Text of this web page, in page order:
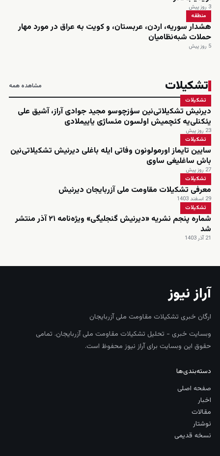
3 روز پیش
منطقه
هشدار سوریه، اردن، عربستان، و کویت به عراق در مورد مهار
حملات شبه‌نظامیان
5 روز پیش
تشکیلات مشاهده همه
تشکیلات
دیرنیش تشکیلاتی‌نین سؤزچوسو مجید جوادی آراز، آشیق علی
یئکنلی‌یه کئچمیش اولسون مئساژی یاییملادی
23 روز پیش
تشکیلات
سایین تایماز اورمولونون وفاتی ایله باغلی دیرنیش تشکیلاتی‌نین
باش ساغلیغی ساوی
27 روز پیش
تشکیلات
معرفی تشکیلات مقاومت ملی آزربایجان دیرنیش
29 اسفند 1403
تشکیلات
شماره پنجم نشریه «دیرنیش گنجلیگی» ویژه‌نامه ۲۱ آذر منتشر
شد
21 آذر 1403
آراز نیوز
ارگان خبری تشکیلات مقاومت ملی آزربایجان
وبسایت خبری - تحلیل تشکیلات مقاومت ملی آزربایجان. تمامی
حقوق این وبسایت برای آراز نیوز محفوظ است.
دسته‌بندی‌ها
صفحه اصلی
اخبار
مقالات
نوشتار
نسخه قدیمی